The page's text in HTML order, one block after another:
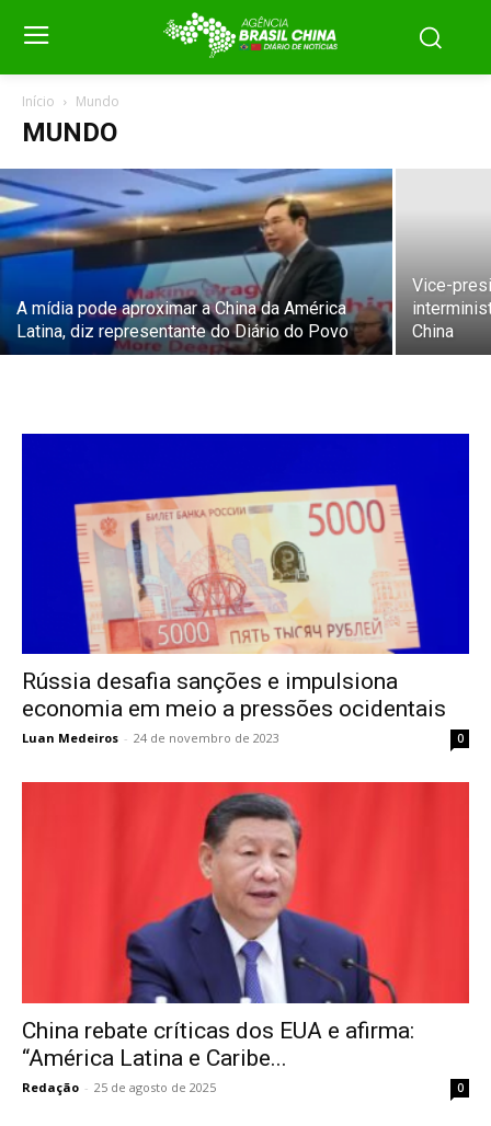
Início Mundo
MUNDO
Coreia do Norte dispara míssil balístico
pelo 2º dia consecutivo no mar do
Japão, segundo relatos
Redação - 29 de setembro de 2022
A mídia pode aproximar a China da América
Latina, diz representante do Diário do Povo
Vice-
China
Rússia desafia sanções e impulsiona
economia em meio a pressões ocidentais
Luan Medeiros - 24 de novembro de 2023 0
China rebate críticas dos EUA e afirma:
“América Latina e Caribe...
Redação - 25 de agosto de 2025 0